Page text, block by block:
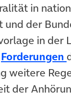
in
und der
in der
Forderungen
weitere
der